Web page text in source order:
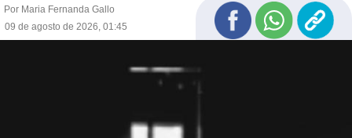
Por Maria Fernanda Gallo
09 de agosto de 2026, 01:45